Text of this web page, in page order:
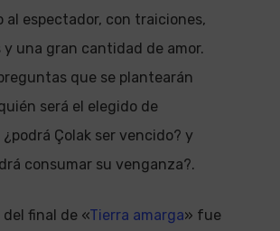
al espectador, con traiciones,
y una gran cantidad de amor.
que se plantearán
será el elegido de
Çolak ser vencido? y
consumar su venganza?.
final de «Tierra amarga» fue